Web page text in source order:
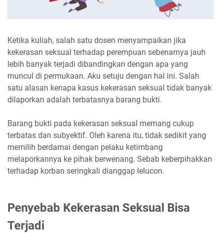
Ketika kuliah, salah satu dosen menyampaikan jika
kekerasan seksual terhadap perempuan sebenarnya jauh
lebih banyak terjadi dibandingkan dengan apa yang
muncul di permukaan. Aku setuju dengan hal ini. Salah
satu alasan kenapa kasus kekerasan seksual tidak banyak
dilaporkan adalah terbatasnya barang bukti.
Barang bukti pada kekerasan seksual memang cukup
terbatas dan subyektif. Oleh karena itu, tidak sedikit yang
memilih berdamai dengan pelaku ketimbang
melaporkannya ke pihak berwenang. Sebab keberpihakkan
terhadap korban seringkali dianggap lelucon.
Penyebab Kekerasan Seksual Bisa
Terjadi